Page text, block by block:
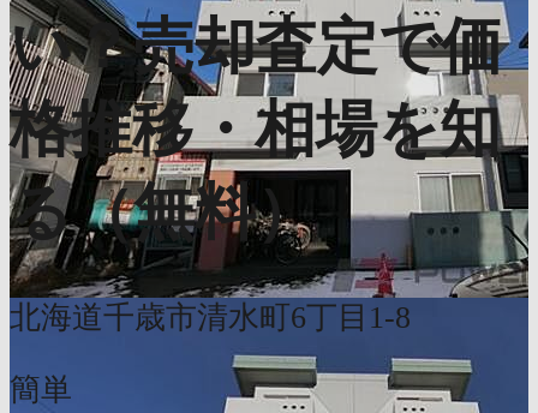
い？売却査定で価
格推移・相場を知
る（無料）
北海道千歳市清水町6丁目1-8
簡単